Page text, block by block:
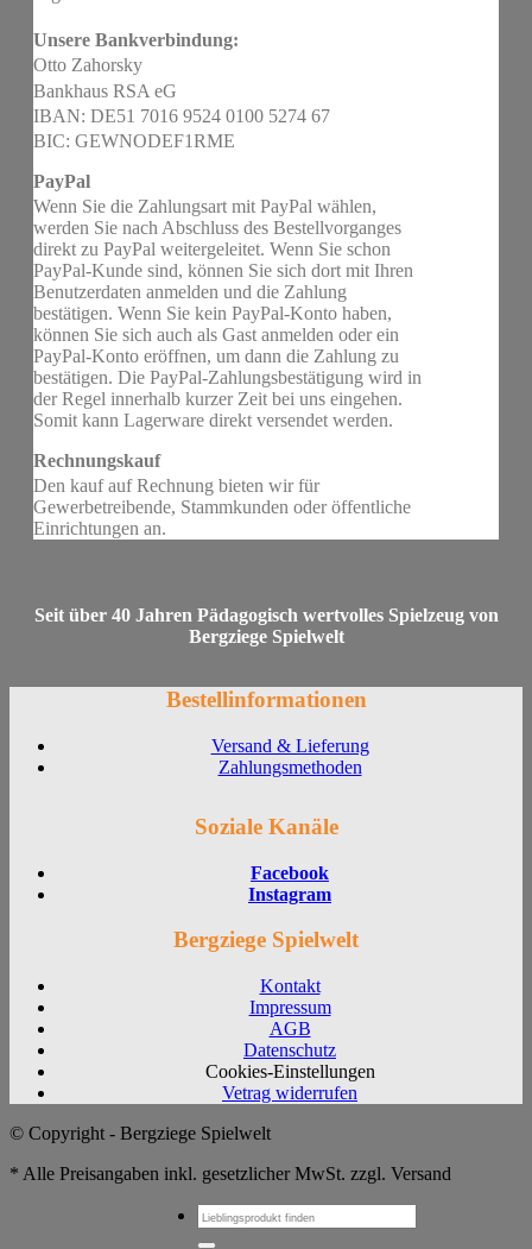
Unsere Bankverbindung:
Otto Zahorsky
Bankhaus RSA eG
IBAN: DE51 7016 9524 0100 5274 67
BIC: GEWNODEF1RME
PayPal
Wenn Sie die Zahlungsart mit PayPal wählen,
werden Sie nach Abschluss des Bestellvorganges
direkt zu PayPal weitergeleitet. Wenn Sie schon
PayPal-Kunde sind, können Sie sich dort mit Ihren
Benutzerdaten anmelden und die Zahlung
bestätigen. Wenn Sie kein PayPal-Konto haben,
können Sie sich auch als Gast anmelden oder ein
PayPal-Konto eröffnen, um dann die Zahlung zu
bestätigen. Die PayPal-Zahlungsbestätigung wird in
der Regel innerhalb kurzer Zeit bei uns eingehen.
Somit kann Lagerware direkt versendet werden.
Rechnungskauf
Den kauf auf Rechnung bieten wir für
Gewerbetreibende, Stammkunden oder öffentliche
Einrichtungen an.
Seit über 40 Jahren Pädagogisch wertvolles Spielzeug von
Bergziege Spielwelt
Bestellinformationen
Versand & Lieferung
Zahlungsmethoden
Soziale Kanäle
Facebook
Instagram
Bergziege Spielwelt
Kontakt
Impressum
AGB
Datenschutz
Cookies-Einstellungen
Vetrag widerrufen
© Copyright - Bergziege Spielwelt
* Alle Preisangaben inkl. gesetzlicher MwSt. zzgl. Versand
Suchen
nach: